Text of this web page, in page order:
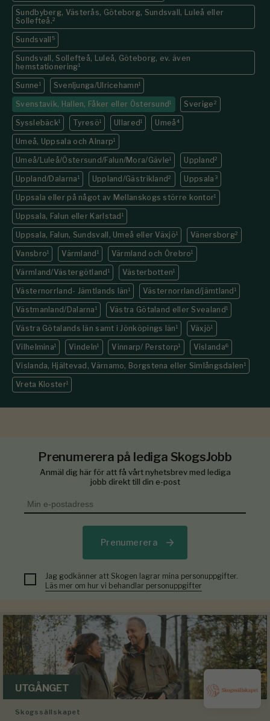
Sundbyberg, Västerås, Göteborg, Sundsvall, Luleå eller
Sollefteå.2
Sundsvall 5
Sundsvall, Sollefteå, Luleå, Göteborg, ev. även
hemstationering1
Sunne 1 Svenljunga/Ulricehamn1
Svenstavik, Hallen, Fåker eller Östersund1 Sverige 2
Sysslebäck1 Tyresö1 Ullared1 Umeå 4
Umeå, Uppsala och Alnarp1
Umeå/Luleå/Östersund/Falun/Mora/Gävle1 Uppland2
Uppland/Dalarna 1 Uppland/Gästrikland2 Uppsala 3
Uppsala eller på något av Mellanskogs större kontor1
Uppsala, Falun eller Karlstad 1
Uppsala, Falun, Sundsvall, Umeå eller Växjö1 Vänersborg2
Vansbro1 Värmland 1 Värmland och Örebro1
Värmland/Västergötland 1 Västerbotten1
Västernorrland- Jämtlands län 1 Västernorrland/jämtland 1
Västmanland/Dalarna 1 Västra Götaland eller Svealand 1
Västra Götalands län samt i Jönköpings län 1 Växjö1
Vilhelmina1 Vindeln1 Vinnarp/ Perstorp1 Vislanda6
Vislanda, Hjältevad, Värnamo, Borgstena eller Simlångsdalen 1
Vreta Kloster1
Prenumerera på lediga SkogsJobb
Anmäl dig här för att få vårt nyhetsbrev med lediga
jobb direkt till din e-post
Prenumerera
Jag godkänner att Skogen lagrar mina personuppgifter.
Läs mer om hur vi behandlar personuppgifter
UTGÅNGET
Skogssällskapet